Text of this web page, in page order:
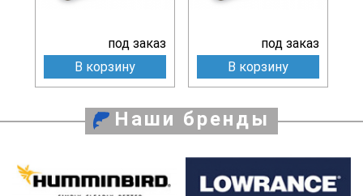
под заказ
В корзину
под заказ
В корзину
Наши бренды